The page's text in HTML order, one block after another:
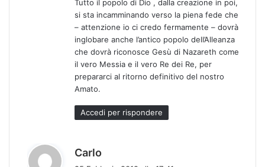
Tutto il popolo di Dio , dalla creazione in poi,
si sta incamminando verso la piena fede che
– attenzione io ci credo fermamente – dovrà
inglobare anche l’antico popolo dell’Alleanza
che dovrà riconosce Gesù di Nazareth come
il vero Messia e il vero Re dei Re, per
prepararci al ritorno definitivo del nostro
Amato.
Accedi per rispondere
Carlo